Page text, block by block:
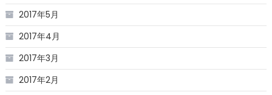
2017年5月
2017年4月
2017年3月
2017年2月